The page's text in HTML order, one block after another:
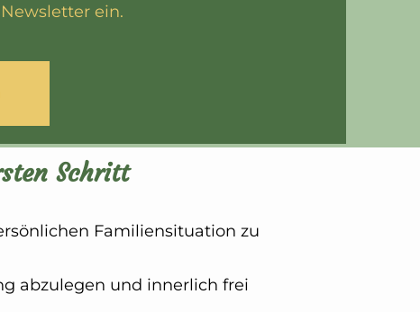
ein.
Schritt
Familiensituation zu
abzulegen und innerlich frei